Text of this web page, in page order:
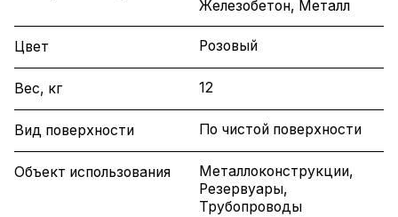
Железобетон, Металл
Цвет Розовый
Вес, кг 12
Вид поверхности По чистой поверхности
Объект использования
Металлоконструкции,
Резервуары,
Трубопроводы